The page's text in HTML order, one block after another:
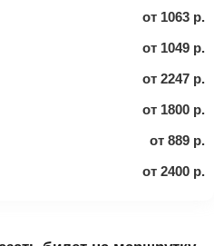
от 1063 р.
от 1049 р.
от 2247 р.
от 1800 р.
от 889 р.
от 2400 р.